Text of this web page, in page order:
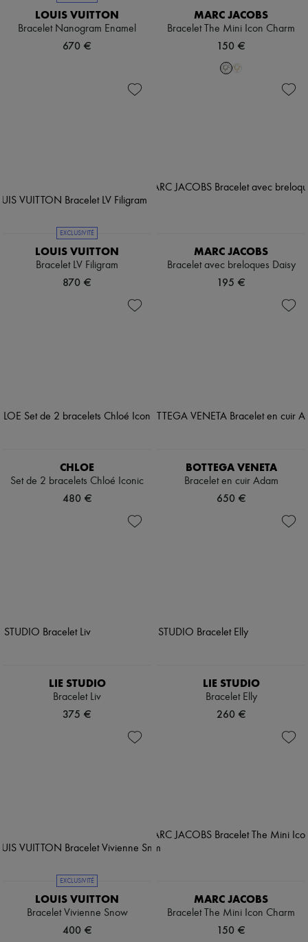
LOUIS VUITTON
Bracelet Nanogram Enamel
670 €
MARC JACOBS
Bracelet The Mini Icon Charm
150 €
EXCLUSIVITÉ
LOUIS VUITTON
Bracelet LV Filigram
870 €
MARC JACOBS
Bracelet avec breloques Daisy
195 €
CHLOE
Set de 2 bracelets Chloé Iconic
480 €
BOTTEGA VENETA
Bracelet en cuir Adam
650 €
LIE STUDIO
Bracelet Liv
375 €
LIE STUDIO
Bracelet Elly
260 €
EXCLUSIVITÉ
LOUIS VUITTON
Bracelet Vivienne Snow
400 €
MARC JACOBS
Bracelet The Mini Icon Charm
150 €